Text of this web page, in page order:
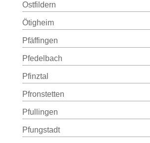
Ostfildern
Ötigheim
Pfäffingen
Pfedelbach
Pfinztal
Pfronstetten
Pfullingen
Pfungstadt